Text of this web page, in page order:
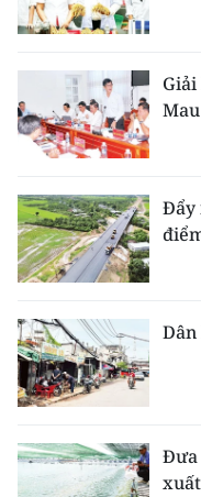
Mau
Đẩy
Đưa